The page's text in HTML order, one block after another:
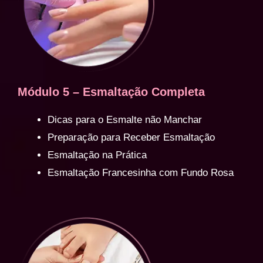
Módulo 5 – Esmaltação Completa
Dicas para o Esmalte não Manchar
Preparação para Receber Esmaltação
Esmaltação na Prática
Esmaltação Francesinha com Fundo Rosa